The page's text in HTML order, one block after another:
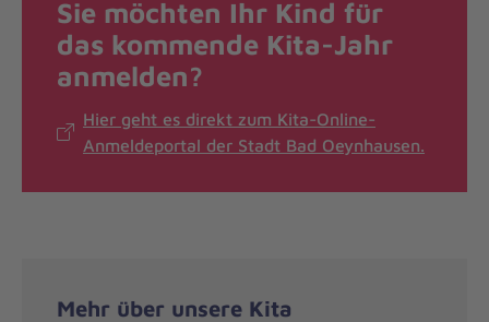
Sie möchten Ihr Kind für
das kommende Kita-Jahr
anmelden?
Hier geht es direkt zum Kita-Online-
Anmeldeportal der Stadt Bad Oeynhausen.
Mehr über unsere Kita